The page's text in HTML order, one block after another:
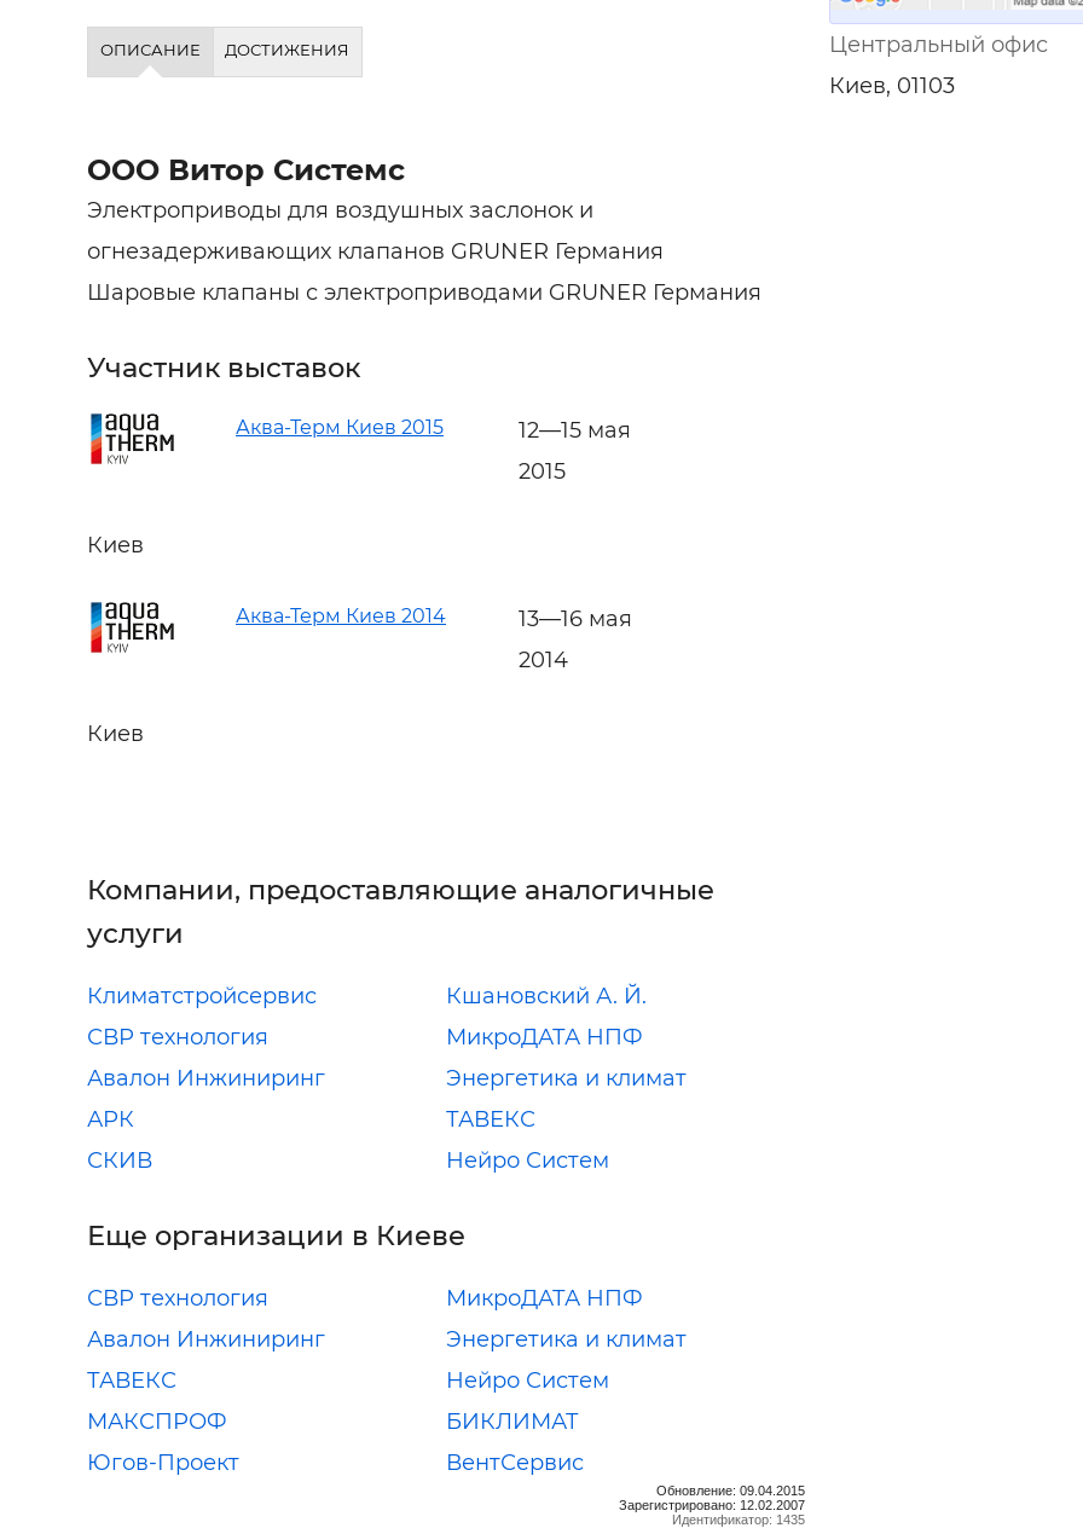
ОПИСАНИЕ ДОСТИЖЕНИЯ
ООО Витор Системс
Электроприводы для воздушных заслонок и
огнезадерживающих клапанов GRUNER Германия
Шаровые клапаны с электроприводами GRUNER Германия
Участник выставок
Аква-Терм Киев 2015
12—15 мая
2015
Киев
Аква-Терм Киев 2014
13—16 мая
2014
Киев
Компании, предоставляющие аналогичные
услуги
Климатстройсервис
Кшановский А. Й.
СВР технология
МикроДАТА НПФ
Авалон Инжиниринг
Энергетика и климат
АРК
ТАВЕКС
СКИВ
Нейро Систем
Еще организации в Киеве
СВР технология
МикроДАТА НПФ
Авалон Инжиниринг
Энергетика и климат
ТАВЕКС
Нейро Систем
МАКСПРОФ
БИКЛИМАТ
Югов-Проект
ВентСервис
Обновление: 09.04.2015
Зарегистрировано: 12.02.2007
Идентификатор: 1435
Центральный офис
Киев, 01103